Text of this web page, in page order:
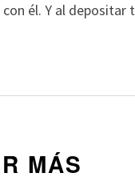
él. Y al depositar
MÁS